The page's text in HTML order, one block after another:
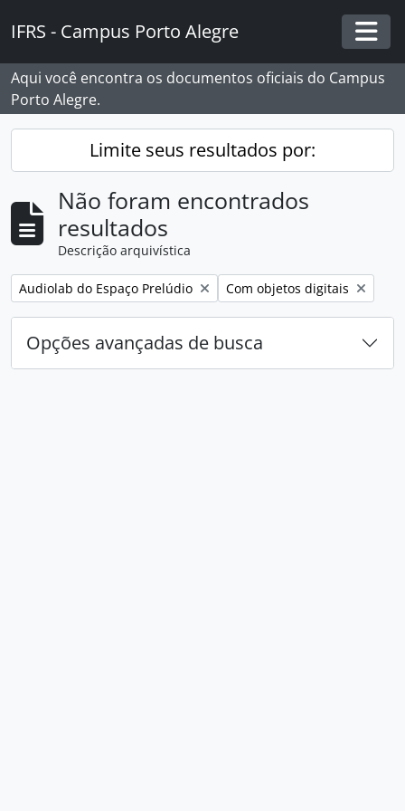
IFRS - Campus Porto Alegre
Aqui você encontra os documentos oficiais do Campus
Porto Alegre.
Limite seus resultados por:
Não foram encontrados
resultados
Descrição arquivística
Remover filtro:
Audiolab do Espaço Prelúdio Remover filtro:
Com objetos digitais
Opções avançadas de busca